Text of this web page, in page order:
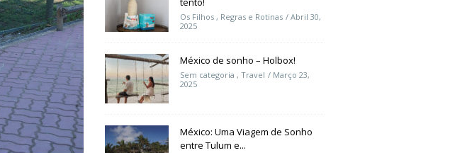
Os Filhos , Regras e Rotinas
Abril 30,
2025
México de sonho – Holbox!
Sem categoria , Travel
Março 23,
2025
México: Uma Viagem de Sonho
entre Tulum e...